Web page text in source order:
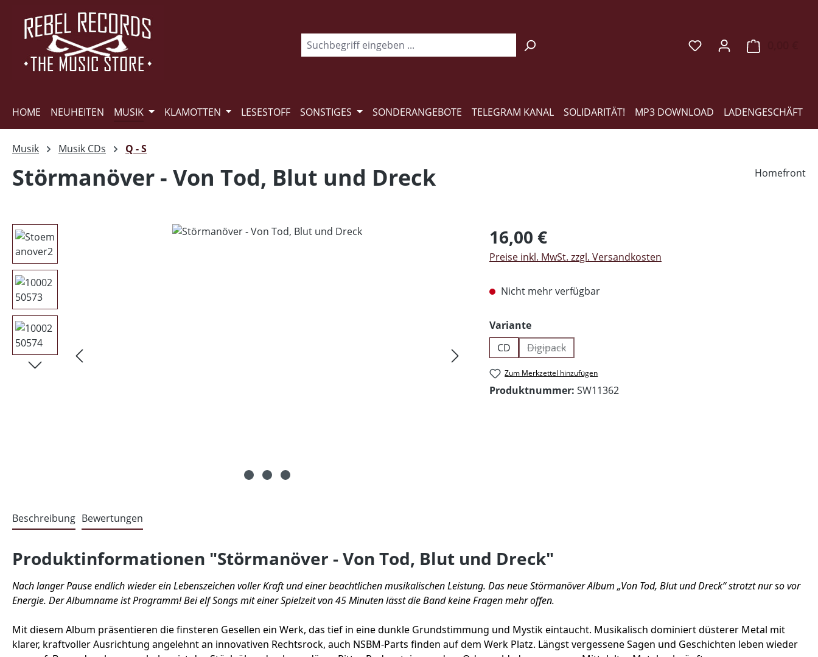
Hauptinhalt springen
Zur Suche springen
Zur Hauptnavigation springen
HOME NEUHEITEN MUSIK KLAMOTTEN LESESTOFF SONSTIGES SONDERANGEBOTE TELEGRAM KANAL SOLIDARITÄT! MP3 DOWNLOAD LADENGESCHÄFT
Musik Musik CDs Q - S
Störmanöver - Von Tod, Blut und Dreck Homefront
Bildergalerie überspringen Regulärer Preis:
16,00 €
Preise inkl. MwSt. zzgl. Versandkosten
Nicht mehr verfügbar
Varianteauswählen
CD
Digipack(Diese Option ist zurzeit nicht verfügbar.)
Zum Merkzettel hinzufügen
Produktnummer: SW11362
Beschreibung Bewertungen
Produktinformationen "Störmanöver - Von Tod, Blut und Dreck"
Nach langer Pause endlich wieder ein Lebenszeichen voller Kraft und einer beachtlichen musikalischen Leistung. Das neue Störmanöver Album „Von Tod, Blut und Dreck“ strotzt nur so vor
Energie. Der Albumname ist Programm! Bei elf Songs mit einer Spielzeit von 45 Minuten lässt die Band keine Fragen mehr offen.
Mit diesem Album präsentieren die finsteren Gesellen ein Werk, das tief in eine dunkle Grundstimmung und Mystik eintaucht. Musikalisch dominiert düsterer Metal mit
klarer, kraftvoller Ausrichtung angelehnt an innovativen Rechtsrock, auch NSBM-Parts finden auf dem Werk Platz. Längst vergessene Sagen und Geschichten leben wieder